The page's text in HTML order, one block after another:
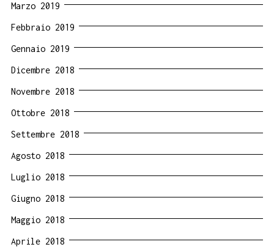
Marzo 2019
Febbraio 2019
Gennaio 2019
Dicembre 2018
Novembre 2018
Ottobre 2018
Settembre 2018
Agosto 2018
Luglio 2018
Giugno 2018
Maggio 2018
Aprile 2018